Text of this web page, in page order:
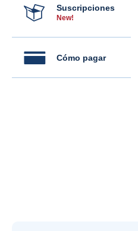
Suscripciones
New!
Cómo pagar